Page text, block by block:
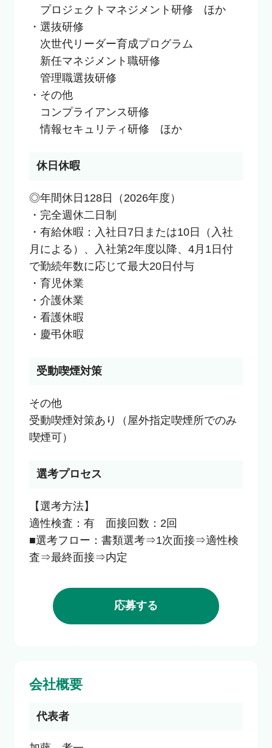
プロジェクトマネジメント研修　ほか
・選抜研修
次世代リーダー育成プログラム
新任マネジメント職研修
管理職選抜研修
・その他
コンプライアンス研修
情報セキュリティ研修　ほか
休日休暇
◎年間休日128日（2026年度）
・完全週休二日制
・有給休暇：入社日7日または10日（入社
月による）、入社第2年度以降、4月1日付
で勤続年数に応じて最大20日付与
・育児休業
・介護休業
・看護休暇
・慶弔休暇
受動喫煙対策
その他
受動喫煙対策あり（屋外指定喫煙所でのみ
喫煙可）
選考プロセス
【選考方法】
適性検査：有　面接回数：2回
■選考フロー：書類選考⇒1次面接⇒適性検
査⇒最終面接⇒内定
応募する
会社概要
代表者